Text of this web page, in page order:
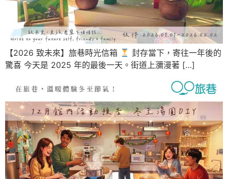
【2026 致未來】旅巷時光信箱
封存當下，寄往一年後的
驚喜 今天是 2025 年的最後一天。街道上瀰漫著 […]